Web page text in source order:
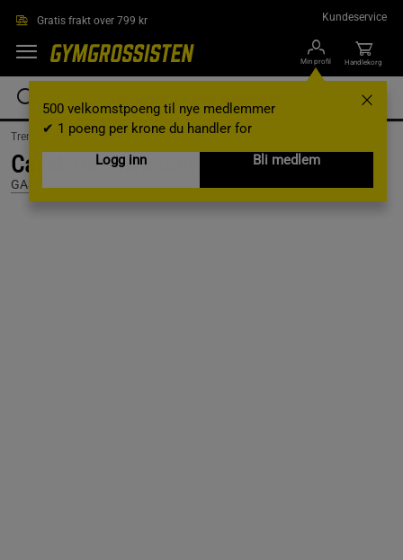
Gratis frakt over 799 kr Kundeservice
Min profil
500 velkomstpoeng til nye medlemmer
✔ 1 poeng per krone du handler for
Logg inn
Bli medlem
Handlekorg
Treningsklær / Treningsklær herre / T-skjorter
Cadet Tee, Dark Grey Melange, S
GASP